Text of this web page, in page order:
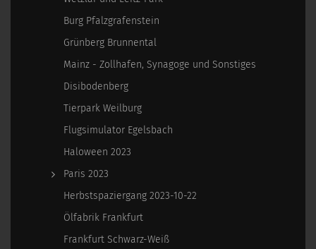
Burg Pfalzgrafenstein
Grünberg Brunnental
Mainz - Zollhafen, Synagoge und Sonstiges
Disibodenberg
Tierpark Weilburg
Flugsimulator Egelsbach
Haloween 2023
Paris 2023
Herbstspaziergang 2023-10-22
Ölfabrik Frankfurt
Frankfurt Schwarz-Weiß